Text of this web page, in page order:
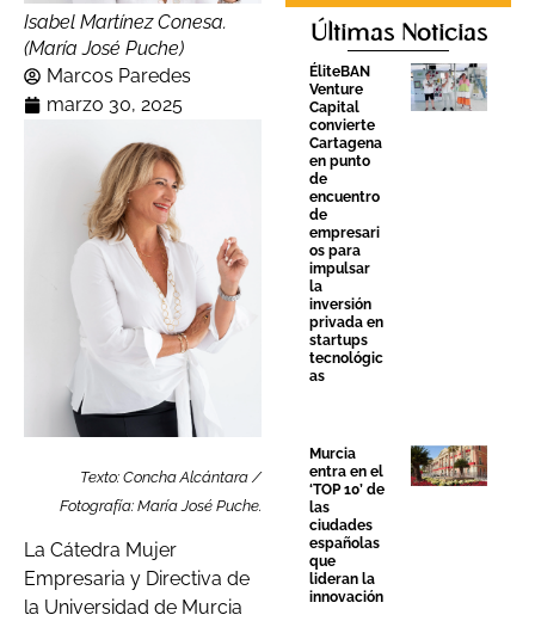
Isabel Martínez Conesa.
(María José Puche)
Marcos Paredes
marzo 30, 2025
Texto: Concha Alcántara /
Fotografía: María José Puche.
La Cátedra Mujer
Empresaria y Directiva de
la Universidad de Murcia
Últimas Noticias
ÉliteBAN
Venture
Capital
convierte
Cartagena
en punto
de
encuentro
de
empresari
os para
impulsar
la
inversión
privada en
startups
tecnológic
as
Murcia
entra en el
‘TOP 10’ de
las
ciudades
españolas
que
lideran la
innovación